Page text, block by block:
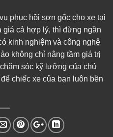
phục hồi sơn gốc cho xe tại
giá cả hợp lý, thì đừng ngần
kinh nghiệm và công nghệ
không chỉ nâng tầm giá trị
sóc kỹ lưỡng của chủ
chiếc xe của bạn luôn bền